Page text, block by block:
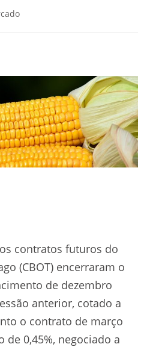
contratos futuros do
(CBOT) encerraram o
de dezembro
anterior, cotado a
o contrato de março
de 0,45%, negociado a